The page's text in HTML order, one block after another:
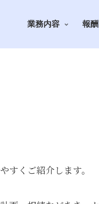
業務内容 報酬
すくご紹介します。